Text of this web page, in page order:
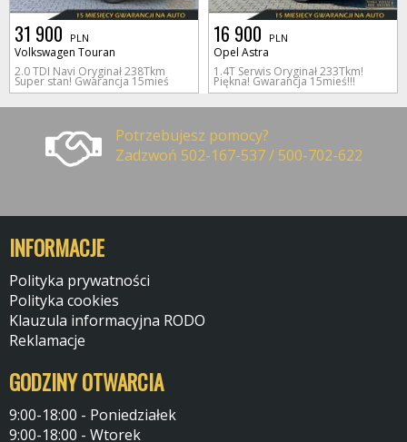
31 900 PLN
Volkswagen Touran
2.0 TDI Navi Oryginał 238Tkm
Super stan! Gwarancja 15mieś
16 900 PLN
Opel Astra
1.4T Serwis Oryginał 233Tkm!
Piękna! Gwarancja 15mieś!!!
Potrzebujesz pomocy?
Zadzwoń 502-167-537 / 500-702-622
INFORMACJE
Polityka prywatności
Polityka cookies
Klauzula informacyjna RODO
Reklamacje
GODZINY OTWARCIA
9:00-18:00 - Poniedziałek
9:00-18:00 - Wtorek